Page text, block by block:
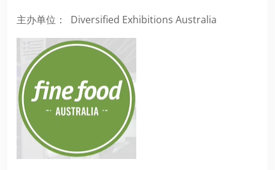
主办单位：
Diversified Exhibitions Australia